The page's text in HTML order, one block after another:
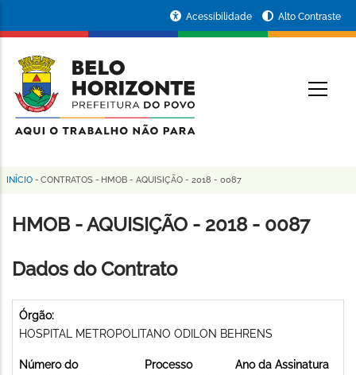
conteúdo
principal
da
Prefeitura
de
Horizonte
Acessibilidade Alto Contraste
Trilha
de
INÍCIO - CONTRATOS - HMOB - AQUISIÇÃO - 2018 - 0087
HMOB - AQUISIÇÃO - 2018 - 0087
Dados do Contrato
Órgão:
HOSPITAL METROPOLITANO ODILON BEHRENS
Número do
Processo
Ano da Assinatura